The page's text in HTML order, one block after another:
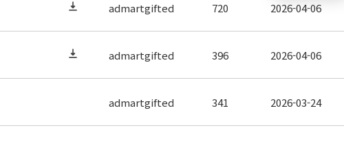
admartgifted 720 2026-04-06
admartgifted 396 2026-04-06
admartgifted 341 2026-03-24